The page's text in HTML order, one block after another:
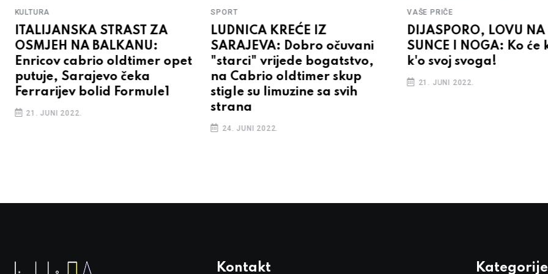
KULTURA
ITALIJANSKA STRAST ZA
OSMJEH NA BALKANU:
Enricov cabrio oldtimer opet
putuje, Sarajevo čeka
Ferrarijev bolid Formule1
21. JUNI 2022.
SPORT
LUDNICA KREĆE IZ
SARAJEVA: Dobro očuvani
"starci" vrijede bogatstvo,
na Cabrio oldtimer skup
stigle su limuzine sa svih
strana
24. JUNI 2022.
VAŠE PRIČE
DIJASPORO, LOVU NA
SUNCE I NOGA: Ko će
k'o svoj svoga!
21. JUNI 2022.
Kontakt Kategorije